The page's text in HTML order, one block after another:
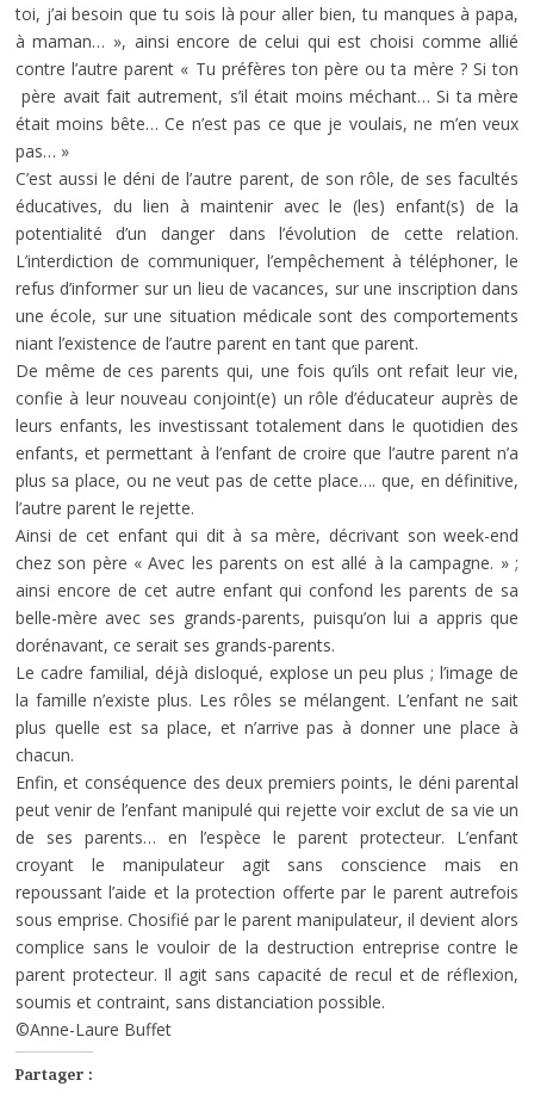
toi, j’ai besoin que tu sois là pour aller bien, tu manques à papa,
à maman… », ainsi encore de celui qui est choisi comme allié
contre l’autre parent « Tu préfères ton père ou ta mère ? Si ton
père avait fait autrement, s’il était moins méchant… Si ta mère
était moins bête… Ce n’est pas ce que je voulais, ne m’en veux
pas… »
C’est aussi le déni de l’autre parent, de son rôle, de ses facultés
éducatives, du lien à maintenir avec le (les) enfant(s) de la
potentialité d’un danger dans l’évolution de cette relation.
L’interdiction de communiquer, l’empêchement à téléphoner, le
refus d’informer sur un lieu de vacances, sur une inscription dans
une école, sur une situation médicale sont des comportements
niant l’existence de l’autre parent en tant que parent.
De même de ces parents qui, une fois qu’ils ont refait leur vie,
confie à leur nouveau conjoint(e) un rôle d’éducateur auprès de
leurs enfants, les investissant totalement dans le quotidien des
enfants, et permettant à l’enfant de croire que l’autre parent n’a
plus sa place, ou ne veut pas de cette place…. que, en définitive,
l’autre parent le rejette.
Ainsi de cet enfant qui dit à sa mère, décrivant son week-end
chez son père « Avec les parents on est allé à la campagne. » ;
ainsi encore de cet autre enfant qui confond les parents de sa
belle-mère avec ses grands-parents, puisqu’on lui a appris que
dorénavant, ce serait ses grands-parents.
Le cadre familial, déjà disloqué, explose un peu plus ; l’image de
la famille n’existe plus. Les rôles se mélangent. L’enfant ne sait
plus quelle est sa place, et n’arrive pas à donner une place à
chacun.
Enfin, et conséquence des deux premiers points, le déni parental
peut venir de l’enfant manipulé qui rejette voir exclut de sa vie un
de ses parents… en l’espèce le parent protecteur. L’enfant
croyant le manipulateur agit sans conscience mais en
repoussant l’aide et la protection offerte par le parent autrefois
sous emprise. Chosifié par le parent manipulateur, il devient alors
complice sans le vouloir de la destruction entreprise contre le
parent protecteur. Il agit sans capacité de recul et de réflexion,
soumis et contraint, sans distanciation possible.
©Anne-Laure Buffet
Partager :